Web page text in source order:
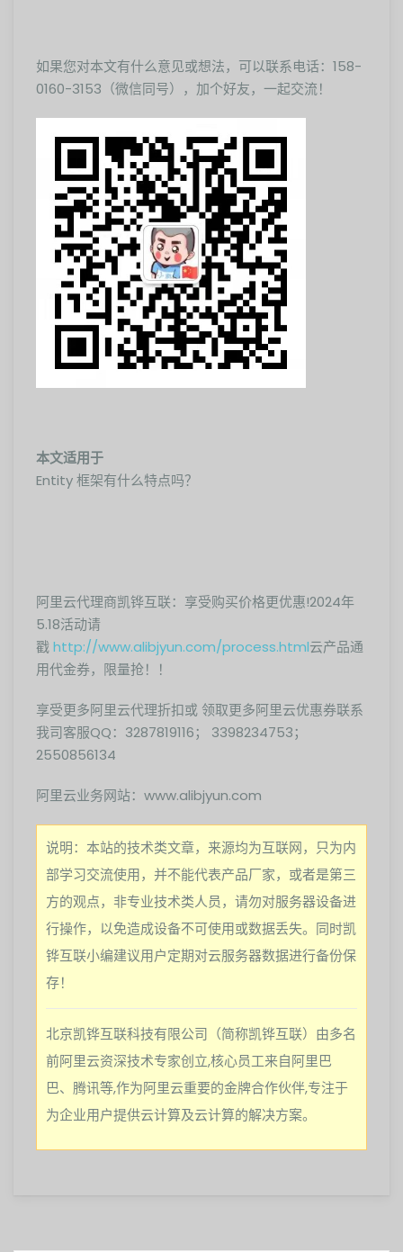
如果您对本文有什么意见或想法，可以联系电话：158-
0160-3153（微信同号），加个好友，一起交流！
本文适用于
Entity 框架有什么特点吗？
阿里云代理商凯铧互联：享受购买价格更优惠!2024年
5.18活动请
戳http://www.alibjyun.com/process.html云产品通
用代金券，限量抢！！
享受更多阿里云代理折扣或 领取更多阿里云优惠券联系
我司客服QQ：3287819116； 3398234753；
2550856134
阿里云业务网站：www.alibjyun.com
说明：本站的技术类文章，来源均为互联网，只为内
部学习交流使用，并不能代表产品厂家，或者是第三
方的观点，非专业技术类人员，请勿对服务器设备进
行操作，以免造成设备不可使用或数据丢失。同时凯
铧互联小编建议用户定期对云服务器数据进行备份保
存！
北京凯铧互联科技有限公司（简称凯铧互联）由多名
前阿里云资深技术专家创立,核心员工来自阿里巴
巴、腾讯等,作为阿里云重要的金牌合作伙伴,专注于
为企业用户提供云计算及云计算的解决方案。